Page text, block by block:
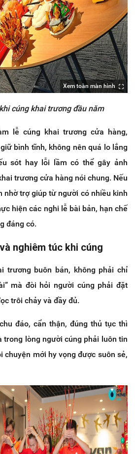
Xem toàn màn hình
cúng khai trương đầu năm
lễ cúng khai trương cửa hàng,
bình tĩnh, không nên quá lo lắng
sót hay lỗi lầm có thể gây ảnh
trương cửa hàng nói chung. Nếu
nhờ trợ giúp từ người có nhiều kinh
hiện các nghi lễ bài bản, hạn chế
đáng có.
nghiêm túc khi cúng
trương buôn bán, không phải chỉ
mà đòi hỏi người cúng phải đặt
trôi chảy và đầy đủ.
đáo, cẩn thận, đúng thủ tục thì
trong lòng người cúng phải luôn tin
chuyện mới hy vọng được suôn sẻ,